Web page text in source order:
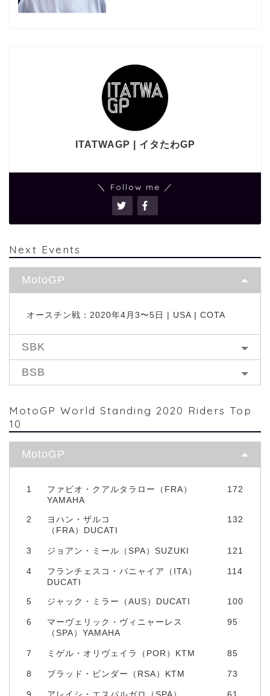
ITATWAGP | イタたわGP
＼ Follow me ／
Next Events
MotoGP
オースチン戦：2020年4月3〜5日 | USA | COTA
SBK
BSB
MotoGP World Standing 2020 Riders Top
10
MotoGP
1
ファビオ・クアルタラロー（FRA）
YAMAHA
172
2
ヨハン・ザルコ
（FRA）DUCATI
132
3 ジョアン・ミール（SPA）SUZUKI 121
4
フランチェスコ・バニャイア（ITA）
DUCATI
114
5 ジャック・ミラー（AUS）DUCATI 100
6
マーヴェリック・ヴィニャーレス
（SPA）YAMAHA
95
7 ミゲル・オリヴェイラ（POR）KTM 85
8 ブラッド・ビンダー（RSA）KTM 73
9
アレイシ・エスパルガロ（SPA）
61